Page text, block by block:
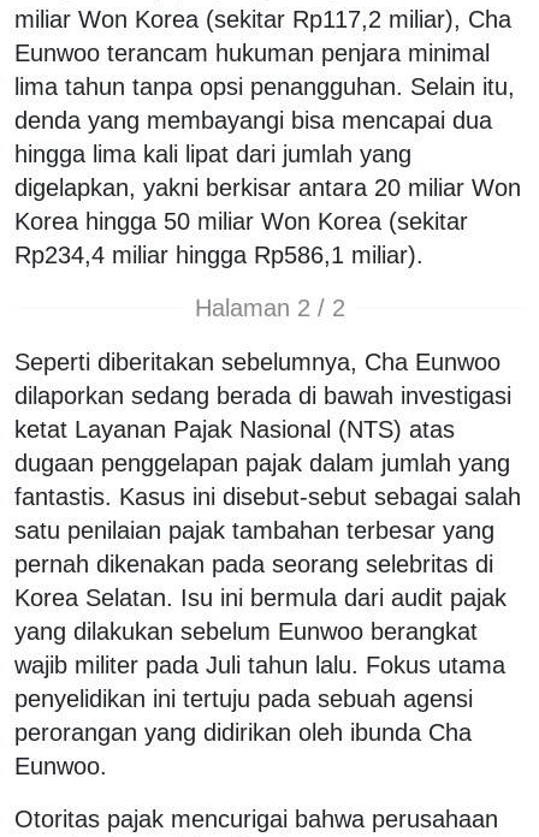
miliar Won Korea (sekitar Rp117,2 miliar), Cha
Eunwoo terancam hukuman penjara minimal
lima tahun tanpa opsi penangguhan. Selain itu,
denda yang membayangi bisa mencapai dua
hingga lima kali lipat dari jumlah yang
digelapkan, yakni berkisar antara 20 miliar Won
Korea hingga 50 miliar Won Korea (sekitar
Rp234,4 miliar hingga Rp586,1 miliar).
Halaman 2 / 2
Seperti diberitakan sebelumnya, Cha Eunwoo
dilaporkan sedang berada di bawah investigasi
ketat Layanan Pajak Nasional (NTS) atas
dugaan penggelapan pajak dalam jumlah yang
fantastis. Kasus ini disebut-sebut sebagai salah
satu penilaian pajak tambahan terbesar yang
pernah dikenakan pada seorang selebritas di
Korea Selatan. Isu ini bermula dari audit pajak
yang dilakukan sebelum Eunwoo berangkat
wajib militer pada Juli tahun lalu. Fokus utama
penyelidikan ini tertuju pada sebuah agensi
perorangan yang didirikan oleh ibunda Cha
Eunwoo.
Otoritas pajak mencurigai bahwa perusahaan